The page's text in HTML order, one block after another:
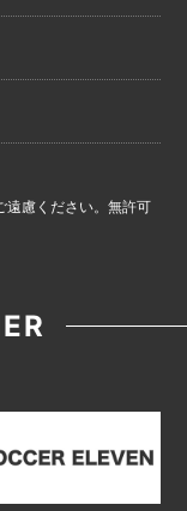
遠慮ください。無許可